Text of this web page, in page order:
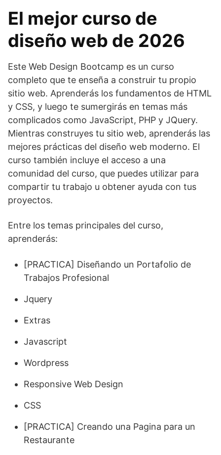
El mejor curso de
diseño web de 2026
Este Web Design Bootcamp es un curso
completo que te enseña a construir tu propio
sitio web. Aprenderás los fundamentos de HTML
y CSS, y luego te sumergirás en temas más
complicados como JavaScript, PHP y JQuery.
Mientras construyes tu sitio web, aprenderás las
mejores prácticas del diseño web moderno. El
curso también incluye el acceso a una
comunidad del curso, que puedes utilizar para
compartir tu trabajo u obtener ayuda con tus
proyectos.
Entre los temas principales del curso,
aprenderás:
[PRACTICA] Diseñando un Portafolio de
Trabajos Profesional
Jquery
Extras
Javascript
Wordpress
Responsive Web Design
CSS
[PRACTICA] Creando una Pagina para un
Restaurante